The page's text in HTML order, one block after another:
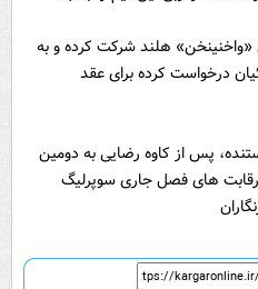
«واخنینخن» هلند شرکت کرده و به
درخواست کرده برای عقد
پس از کاوه رضایی به دومین
رقابت های فصل جاری سوپرلیگ